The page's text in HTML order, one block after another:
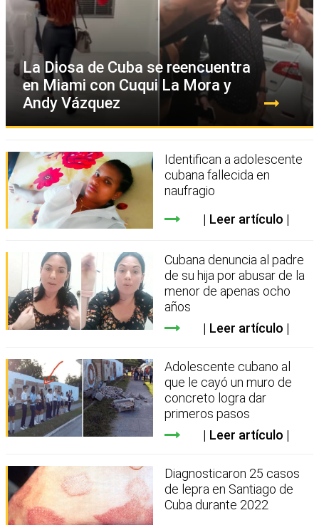
La Diosa de Cuba se reencuentra
en Miami con Cuqui La Mora y
Andy Vázquez
Identifican a adolescente
cubana fallecida en
naufragio
Leer artículo
Cubana denuncia al padre
de su hija por abusar de la
menor de apenas ocho
años
Leer artículo
Adolescente cubano al
que le cayó un muro de
concreto logra dar
primeros pasos
Leer artículo
Diagnosticaron 25 casos
de lepra en Santiago de
Cuba durante 2022